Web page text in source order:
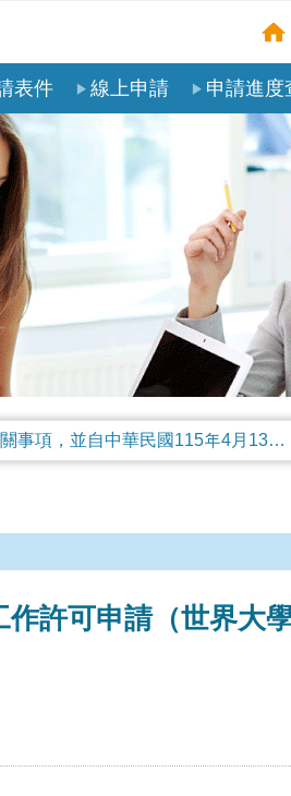
表件 線上申請 申請進度
公告本部受理聘僱外國人申請案審核天數及親自領件相關事項，並自中華民國115年4月13日生效。
許可申請（世界大